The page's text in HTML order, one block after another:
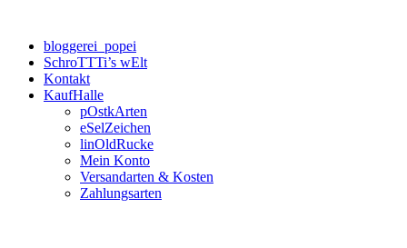
springenbloggerei_popei
SchroTTTi’s wElt
Kontakt
KaufHalle
pOstkArten
eSelZeichen
linOldRucke
Mein Konto
Versandarten & Kosten
Zahlungsarten